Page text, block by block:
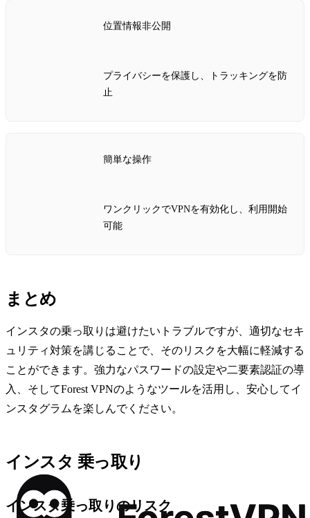
位置情報非公開
プライバシーを保護し、トラッキングを防
止
簡単な操作
ワンクリックでVPNを有効化し、利用開始
可能
まとめ
インスタの乗っ取りは避けたいトラブルですが、適切なセキ
ュリティ対策を講じることで、そのリスクを大幅に軽減する
ことができます。強力なパスワードの設定や二要素認証の導
入、そしてForest VPNのようなツールを活用し、安心してイ
ンスタグラムを楽しんでください。
インスタ 乗っ取り
インスタ乗っ取りのリスク